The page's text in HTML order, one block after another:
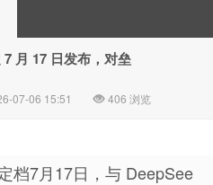
月 17 日发布，对垒
07-06 15:51 406 浏览
档7月17日，与 DeepSee